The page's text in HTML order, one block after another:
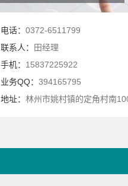
电话： 0372-6511799
联系人：
田经理
手机： 15837225922
业务QQ： 394165795
地址： 林州市姚村镇的定角村南